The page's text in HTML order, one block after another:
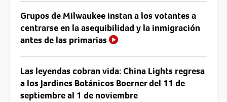
Grupos de Milwaukee instan a los votantes a
centrarse en la asequibilidad y la inmigración
antes de las primarias
Las leyendas cobran vida: China Lights regresa
a los Jardines Botánicos Boerner del 11 de
septiembre al 1 de noviembre